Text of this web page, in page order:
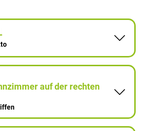
auf der rechten